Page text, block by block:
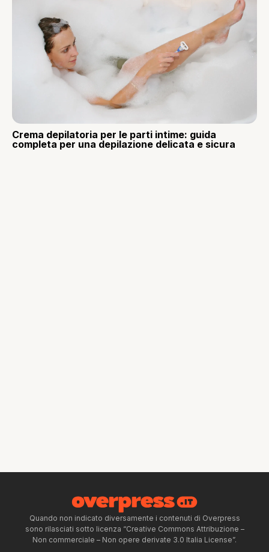
Crema depilatoria per le parti intime: guida
completa per una depilazione delicata e sicura
Quando non indicato diversamente i contenuti di Overpress
sono rilasciati sotto licenza “Creative Commons Attribuzione –
Non commerciale – Non opere derivate 3.0 Italia License”.